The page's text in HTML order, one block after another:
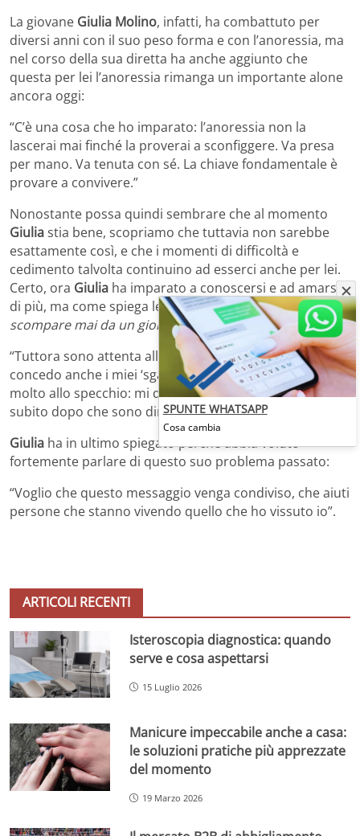
La giovane Giulia Molino, infatti, ha combattuto per
diversi anni con il suo peso forma e con l’anoressia, ma
nel corso della sua diretta ha anche aggiunto che
questa per lei l’anoressia rimanga un importante alone
ancora oggi:
“C’è una cosa che ho imparato: l’anoressia non la
lascerai mai finché la proverai a sconfiggere. Va presa
per mano. Va tenuta con sé. La chiave fondamentale è
provare a convivere.”
Nonostante possa quindi sembrare che al momento
Giuliastia bene, scopriamo che tuttavia non sarebbe
esattamente così, e che i momenti di difficoltà e
cedimento talvolta continuino ad esserci anche per lei.
Certo, ora Giulia ha imparato a conoscersi e ad amarsi
di più, ma come spiega lei stessa“l’anoressia non
scompare mai da un giorno all’altro”:
“Tuttora sono attenta alla mia alimentazione, mi
concedo anche i miei ‘sgarri’ settimanali, mi guardo
molto allo specchio: mi dico che sono grassa e poi
subito dopo che sono dimagrita”.
Giulia ha in ultimo spiegato perché abbia voluto
fortemente parlare di questo suo problema passato:
“Voglio che questo messaggio venga condiviso, che aiuti
persone che stanno vivendo quello che ho vissuto io”.
ARTICOLI RECENTI
Isteroscopia diagnostica: quando
serve e cosa aspettarsi
15 Luglio 2026
Manicure impeccabile anche a casa:
le soluzioni pratiche più apprezzate
del momento
19 Marzo 2026
SPUNTE WHATSAPP
Cosa cambia